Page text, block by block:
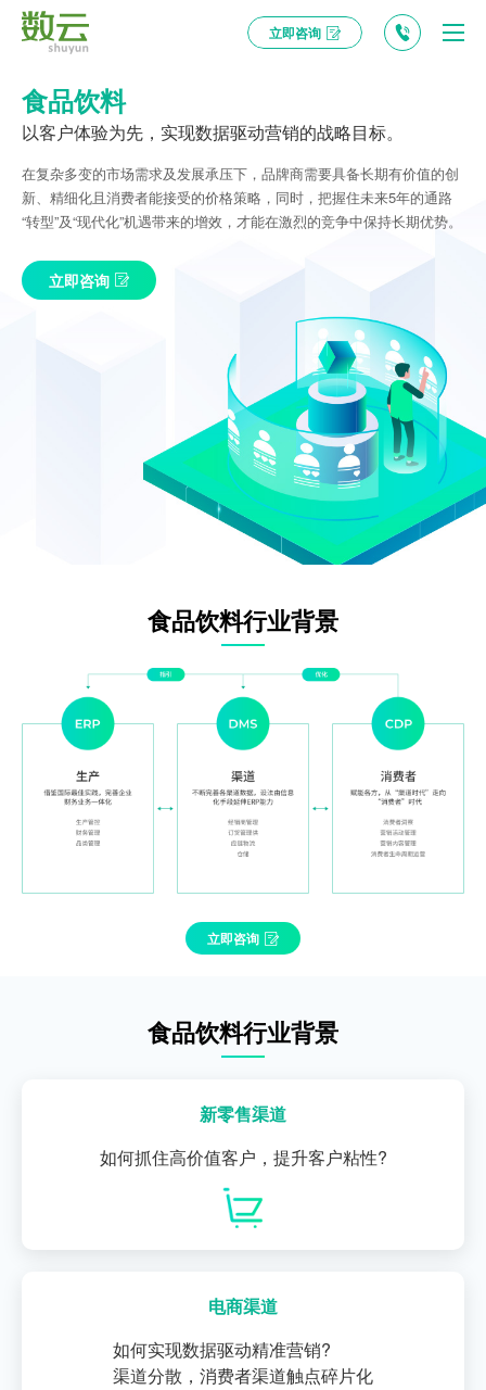
立即咨询
食品饮料
以客户体验为先，实现数据驱动营销的战略目标。
在复杂多变的市场需求及发展承压下，品牌商需要具备长期有价值的创
新、精细化且消费者能接受的价格策略，同时，把握住未来5年的通路
“转型”及“现代化”机遇带来的增效，才能在激烈的竞争中保持长期优势。
立即咨询
食品饮料行业背景
立即咨询
食品饮料行业背景
新零售渠道
如何抓住高价值客户，提升客户粘性?
电商渠道
如何实现数据驱动精准营销?
渠道分散，消费者渠道触点碎片化